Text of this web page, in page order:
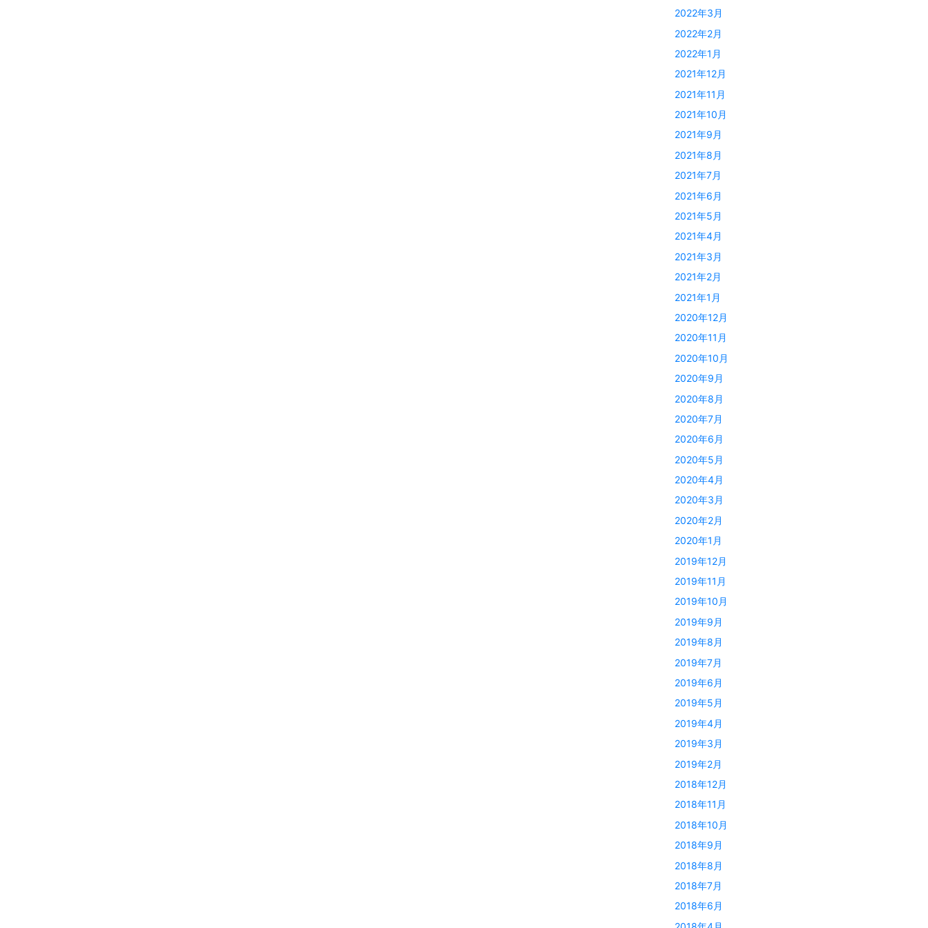
2022年3月
2022年2月
2022年1月
2021年12月
2021年11月
2021年10月
2021年9月
2021年8月
2021年7月
2021年6月
2021年5月
2021年4月
2021年3月
2021年2月
2021年1月
2020年12月
2020年11月
2020年10月
2020年9月
2020年8月
2020年7月
2020年6月
2020年5月
2020年4月
2020年3月
2020年2月
2020年1月
2019年12月
2019年11月
2019年10月
2019年9月
2019年8月
2019年7月
2019年6月
2019年5月
2019年4月
2019年3月
2019年2月
2018年12月
2018年11月
2018年10月
2018年9月
2018年8月
2018年7月
2018年6月